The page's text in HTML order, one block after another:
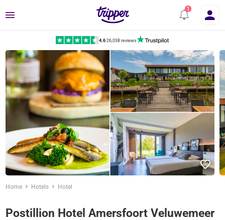
Menu
4.6|26,038 reviews
Home Hotels Hotel
Postillion Hotel Amersfoort Veluwemeer